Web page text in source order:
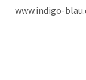
www.indigo-